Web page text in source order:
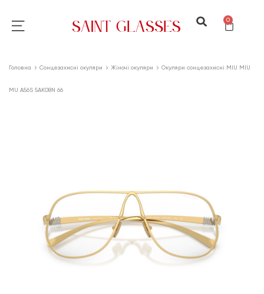
0
Головна Сонцезахисні окуляри Жіночі окуляри Окуляри сонцезахисні MIU MIU
MU A56S 5AK08N 66